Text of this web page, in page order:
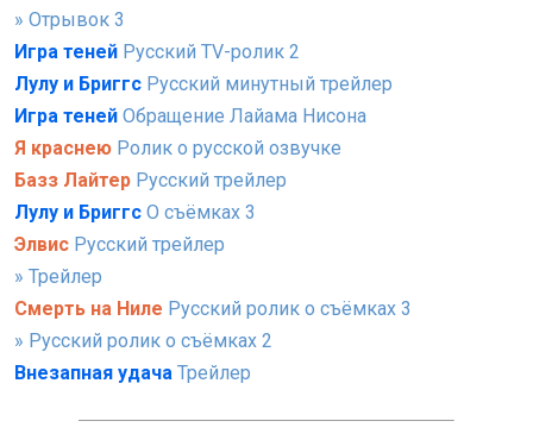
» Отрывок 3
Игра теней Русский TV-ролик 2
Лулу и Бриггс Русский минутный трейлер
Игра теней Обращение Лайама Нисона
Я краснею Ролик о русской озвучке
Базз Лайтер Русский трейлер
Лулу и Бриггс О съёмках 3
Элвис Русский трейлер
» Трейлер
Смерть на Ниле Русский ролик о съёмках 3
» Русский ролик о съёмках 2
Внезапная удача Трейлер